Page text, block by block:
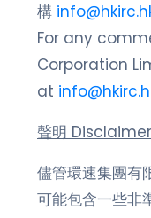
構
For any
Corporation
at
聲明 Disclaimer
儘管環速集團有
可能包含一些非